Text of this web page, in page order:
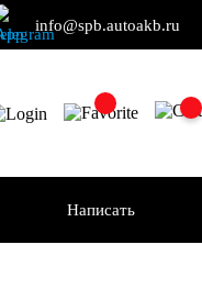
info@spb.autoakb.ru
Написать